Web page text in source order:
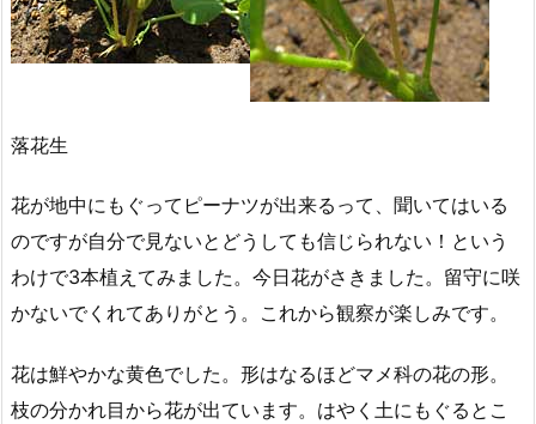
落花生
花が地中にもぐってピーナツが出来るって、聞いてはいる
のですが自分で見ないとどうしても信じられない！という
わけで3本植えてみました。今日花がさきました。留守に咲
かないでくれてありがとう。これから観察が楽しみです。
花は鮮やかな黄色でした。形はなるほどマメ科の花の形。
枝の分かれ目から花が出ています。はやく土にもぐるとこ